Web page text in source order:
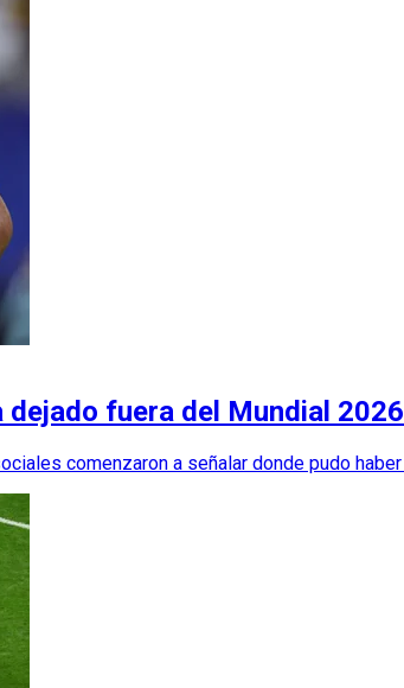
fuera del Mundial
comenzaron a señalar donde pudo